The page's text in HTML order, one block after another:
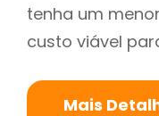
tenha um
custo viável
Mais